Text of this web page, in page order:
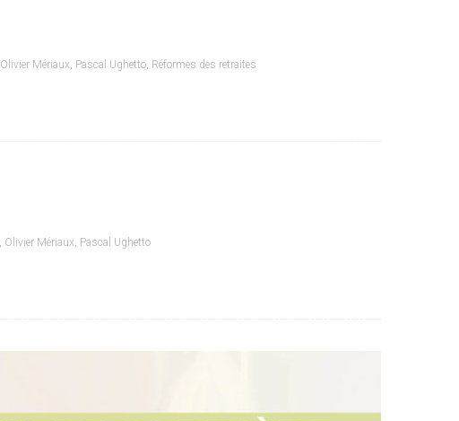
Olivier Mériaux, Pascal Ughetto, Réformes des retraites
, Olivier Mériaux, Pascal Ughetto